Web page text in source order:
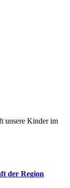
unsere Kinder im
der Region